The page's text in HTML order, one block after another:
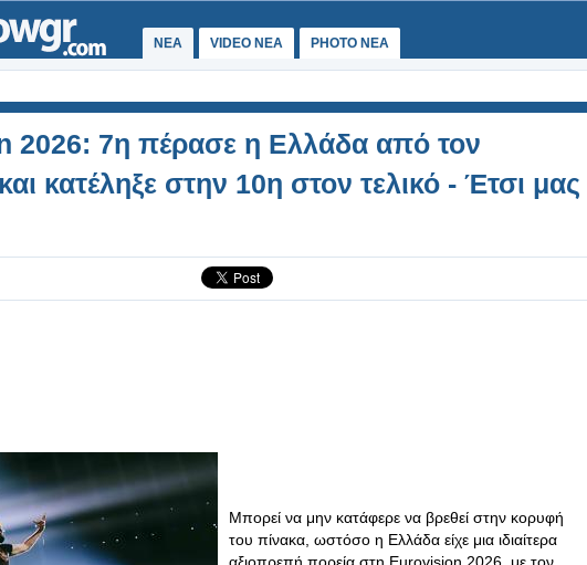
ΝΕΑ VIDEO NEA PHOTO NEA
2026: 7η πέρασε η Ελλάδα από τον
κατέληξε στην 10η στον τελικό - Έτσι μας
Μπορεί να μην κατάφερε να βρεθεί στην κορυφή
του πίνακα, ωστόσο η Ελλάδα είχε μια ιδιαίτερα